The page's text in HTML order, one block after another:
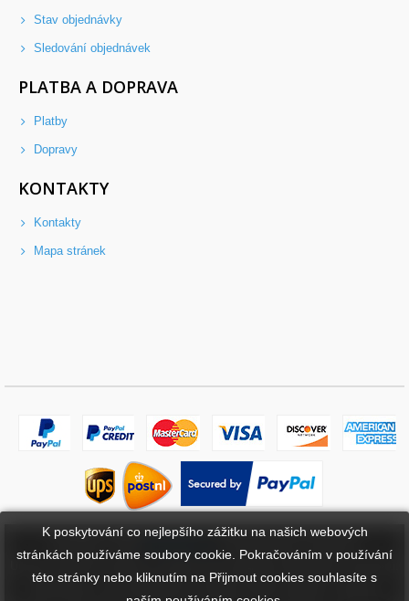
Stav objednávky
Sledování objednávek
PLATBA A DOPRAVA
Platby
Dopravy
KONTAKTY
Kontakty
Mapa stránek
Určené ochranné známky a značky jsou majetkem příslušných vlastníků.
BaterieBuy.cz není přidružena k žádným OEM značkám. Všechny
K poskytování co nejlepšího zážitku na našich webových
stránkách používáme soubory cookie. Pokračováním v používání
této stránky nebo kliknutím na Přijmout cookies souhlasíte s